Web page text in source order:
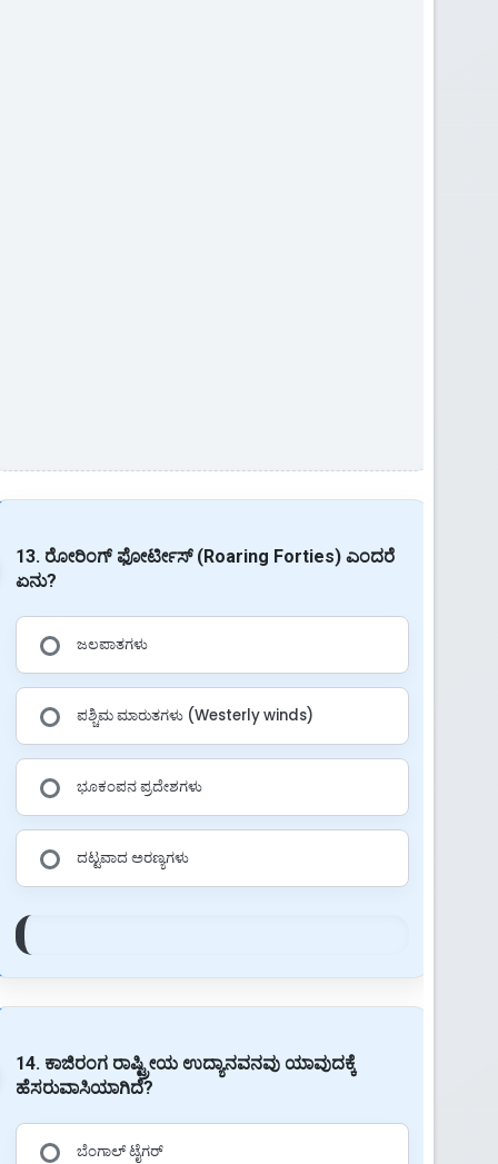
13. ರೋರಿಂಗ್ ಫೋರ್ಟೀಸ್ (Roaring Forties) ಎಂದರೆ
ಏನು?
ಜಲಪಾತಗಳು
ಪಶ್ಚಿಮ ಮಾರುತಗಳು (Westerly winds)
ಭೂಕಂಪನ ಪ್ರದೇಶಗಳು
ದಟ್ಟವಾದ ಅರಣ್ಯಗಳು
14. ಕಾಜಿರಂಗ ರಾಷ್ಟ್ರೀಯ ಉದ್ಯಾನವನವು ಯಾವುದಕ್ಕೆ
ಹೆಸರುವಾಸಿಯಾಗಿದೆ?
ಬೆಂಗಾಲ್ ಟೈಗರ್